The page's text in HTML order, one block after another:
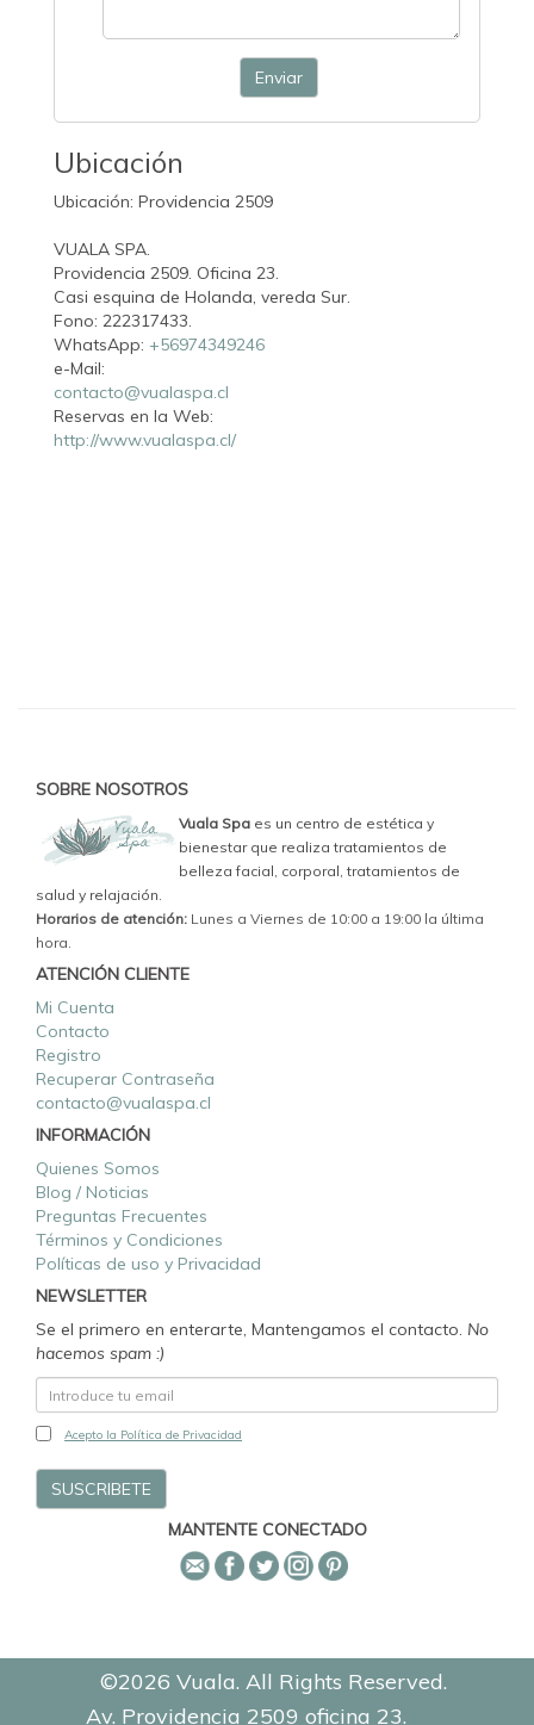
Enviar
Ubicación
Ubicación: Providencia 2509
VUALA SPA.
Providencia 2509. Oficina 23.
Casi esquina de Holanda, vereda Sur.
Fono: 222317433.
WhatsApp: +56974349246
e-Mail:
contacto@vualaspa.cl
Reservas en la Web:
http://www.vualaspa.cl/
SOBRE NOSOTROS
Vuala Spa es un centro de estética y
bienestar que realiza tratamientos de
belleza facial, corporal, tratamientos de
salud y relajación.
Horarios de atención: Lunes a Viernes de 10:00 a 19:00 la última
hora.
ATENCIÓN CLIENTE
Mi Cuenta
Contacto
Registro
Recuperar Contraseña
contacto@vualaspa.cl
INFORMACIÓN
Quienes Somos
Blog / Noticias
Preguntas Frecuentes
Términos y Condiciones
Políticas de uso y Privacidad
NEWSLETTER
Se el primero en enterarte, Mantengamos el contacto. No
hacemos spam :)
Acepto la Política de Privacidad
MANTENTE CONECTADO
©2026 Vuala. All Rights Reserved.
Av. Providencia 2509 oficina 23.